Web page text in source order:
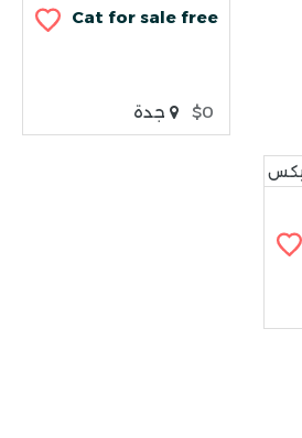
Cat for sale free
$0 جدة